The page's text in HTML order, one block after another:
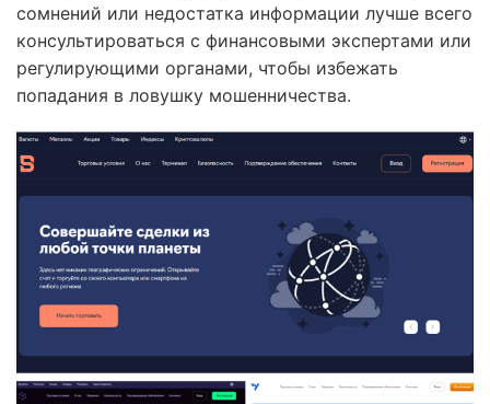
сомнений или недостатка информации лучше всего
консультироваться с финансовыми экспертами или
регулирующими органами, чтобы избежать
попадания в ловушку мошенничества.